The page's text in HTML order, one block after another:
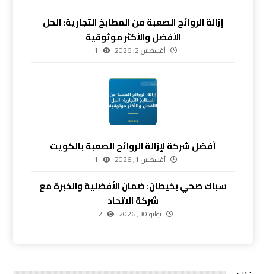
إزالة الروائح الصعبة من المطابخ التجارية: الحل
الأفضل والأكثر موثوقية
أغسطس 2, 2026 1
أفضل شركة لإزالة الروائح الصعبة بالكويت
أغسطس 1, 2026 1
سباك صحي بخيطان: ضمان الأفضلية والخبرة مع
شركة الاتحاد
يوليو 30, 2026 2